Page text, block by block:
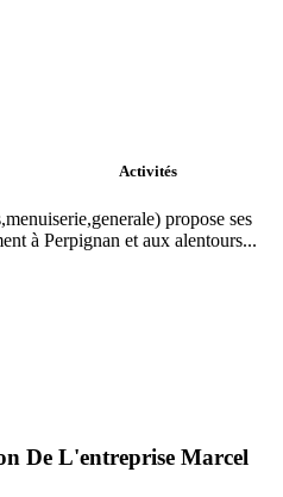
Activités
propose ses
à Perpignan et aux alentours...
De L'entreprise Marcel